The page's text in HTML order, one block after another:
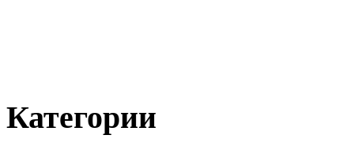
Категории